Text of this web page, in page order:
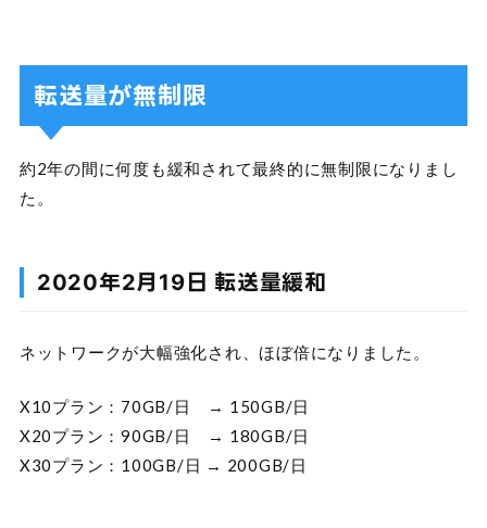
転送量が無制限
約2年の間に何度も緩和されて最終的に無制限になりまし
た。
2020年2月19日 転送量緩和
ネットワークが大幅強化され、ほぼ倍になりました。
X10プラン：70GB/日 → 150GB/日
X20プラン：90GB/日 → 180GB/日
X30プラン：100GB/日 → 200GB/日